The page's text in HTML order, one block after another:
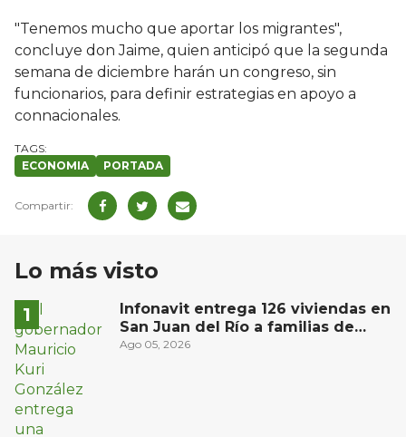
"Tenemos mucho que aportar los migrantes",
concluye don Jaime, quien anticipó que la segunda
semana de diciembre harán un congreso, sin
funcionarios, para definir estrategias en apoyo a
connacionales.
ECONOMIA PORTADA
Lo más visto
Infonavit entrega 126 viviendas en
San Juan del Río a familias de
bajos ingresos
Ago 05, 2026